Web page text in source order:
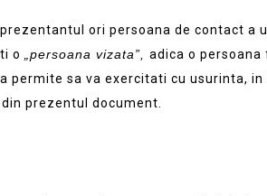
ori persoana de contact a
o
persoana vizata”, adica o
sa va exercitati cu usurinta, in
prezentul document.